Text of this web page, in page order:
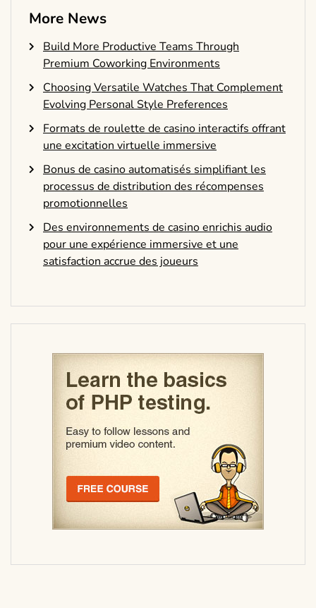
More News
Build More Productive Teams Through
Premium Coworking Environments
Choosing Versatile Watches That Complement
Evolving Personal Style Preferences
Formats de roulette de casino interactifs offrant
une excitation virtuelle immersive
Bonus de casino automatisés simplifiant les
processus de distribution des récompenses
promotionnelles
Des environnements de casino enrichis audio
pour une expérience immersive et une
satisfaction accrue des joueurs